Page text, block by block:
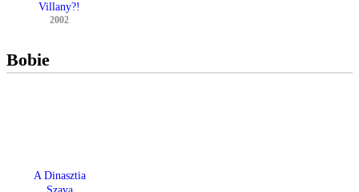
Villany?!
2002
Bobie
A Dinasztia